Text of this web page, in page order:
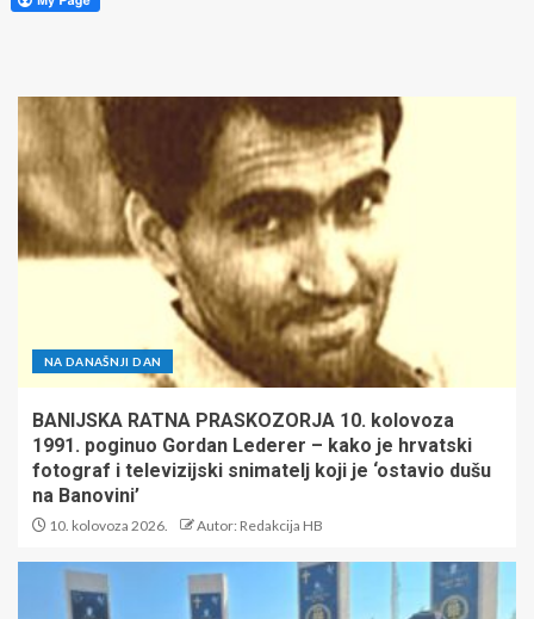
NA DANAŠNJI DAN
BANIJSKA RATNA PRASKOZORJA 10. kolovoza
1991. poginuo Gordan Lederer – kako je hrvatski
fotograf i televizijski snimatelj koji je ‘ostavio dušu
na Banovini’
10. kolovoza 2026. Autor: Redakcija HB